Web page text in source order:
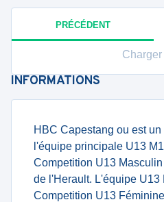
PRÉCÉDENT
INFORMATIONS
HBC Capestang ou est
l'équipe principale U13
Competition U13
de l'Herault. L'équipe U13
Competition U13